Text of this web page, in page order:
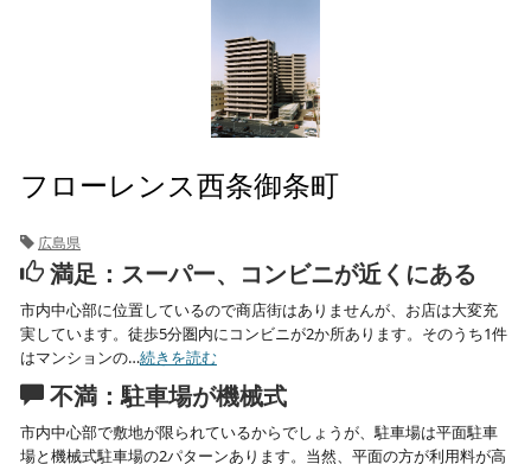
フローレンス西条御条町
広島県
満足：スーパー、コンビニが近くにある
市内中心部に位置しているので商店街はありませんが、お店は大変充
実しています。徒歩5分圏内にコンビニが2か所あります。そのうち1件
はマンションの…続きを読む
不満：駐車場が機械式
市内中心部で敷地が限られているからでしょうが、駐車場は平面駐車
場と機械式駐車場の2パターンあります。当然、平面の方が利用料が高